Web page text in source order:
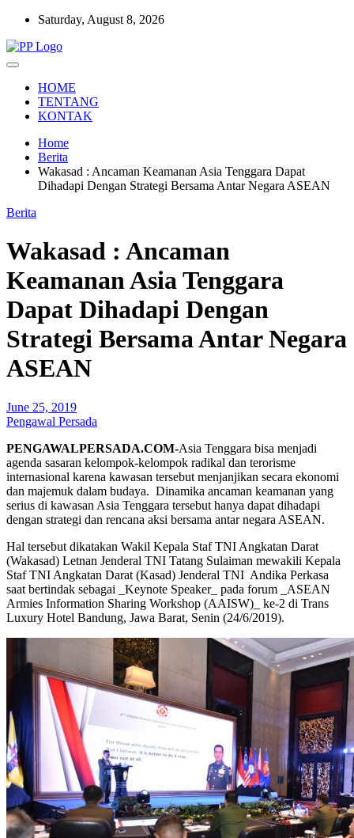
Skip
content
Saturday, August 8, 2026
Pengawal Persada
HOME
TENTANG
KONTAK
Home
Berita
Wakasad : Ancaman Keamanan Asia Tenggara Dapat
Dihadapi Dengan Strategi Bersama Antar Negara ASEAN
Berita
Wakasad : Ancaman
Keamanan Asia Tenggara
Dapat Dihadapi Dengan
Strategi Bersama Antar Negara
ASEAN
June 25, 2019
Pengawal Persada
PENGAWALPERSADA.COM-Asia Tenggara bisa menjadi
agenda sasaran kelompok-kelompok radikal dan terorisme
internasional karena kawasan tersebut menjanjikan secara ekonomi
dan majemuk dalam budaya. Dinamika ancaman keamanan yang
serius di kawasan Asia Tenggara tersebut hanya dapat dihadapi
dengan strategi dan rencana aksi bersama antar negara ASEAN.
Hal tersebut dikatakan Wakil Kepala Staf TNI Angkatan Darat
(Wakasad) Letnan Jenderal TNI Tatang Sulaiman mewakili Kepala
Staf TNI Angkatan Darat (Kasad) Jenderal TNI Andika Perkasa
saat bertindak sebagai _Keynote Speaker_ pada forum _ASEAN
Armies Information Sharing Workshop (AAISW)_ ke-2 di Trans
Luxury Hotel Bandung, Jawa Barat, Senin (24/6/2019).